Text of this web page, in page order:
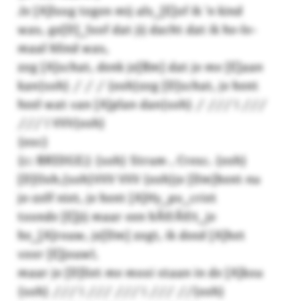
Je [A]loog tegen mij als_[E]of ik 'n kind
was, ge[D]_loof dat jij dacht dat ik he-le-
maal blind was,
zeg [A]schat, denk je[Bm] dat je me [E]aan
kan{soh} / / / {eoh}zeg [D]schat, je bent
heel wat van [A]plan dan{soh} / /// | ///
/// | VVV{eoh}
{eoc}
{c: BRIDGE:} {soh} Strum , Cresc. {eoh}
[D]Ooh,{soh}VVV VVV {eoh}je [Dm]bent nu
je-zelf niet, je bent [A]Hy_po_criet
toonde [E]jij maar een bÃ©Ã©t_je
be_[A]rouw, je[Dm] zegt, ik deed [A]het
voor [E]jouw!,
maar je [D]liet me mooi staan in de [A]kou
{soh} /// | /// /// | /// //{eoh}